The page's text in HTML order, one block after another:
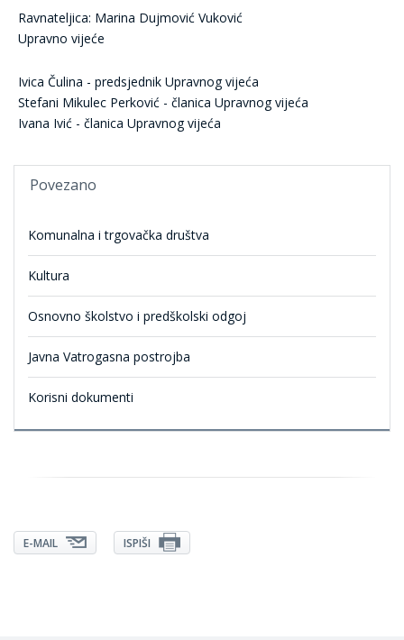
Ravnateljica: Marina Dujmović Vuković
Upravno vijeće
Ivica Čulina - predsjednik Upravnog vijeća
Stefani Mikulec Perković - članica Upravnog vijeća
Ivana Ivić - članica Upravnog vijeća
Povezano
Komunalna i trgovačka društva
Kultura
Osnovno školstvo i predškolski odgoj
Javna Vatrogasna postrojba
Korisni dokumenti
E-MAIL ISPIŠI